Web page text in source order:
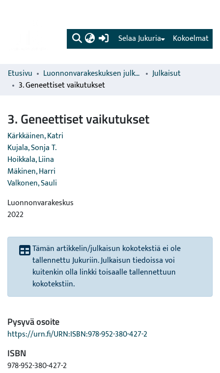
(current) Kokoelmat
Selaa Jukuria
Etusivu Luonnonvarakeskuksen julkaisut
Julkaisut
3. Geneettiset vaikutukset
3. Geneettiset vaikutukset
Kärkkäinen, Katri
Kujala, Sonja T.
Hoikkala, Liina
Mäkinen, Harri
Valkonen, Sauli
Luonnonvarakeskus
2022
Tämän artikkelin/julkaisun kokotekstiä ei ole
tallennettu Jukuriin. Julkaisun tiedoissa voi
kuitenkin olla linkki toisaalle tallennettuun
kokotekstiin.
Pysyvä osoite
https://urn.fi/URN:ISBN:978-952-380-427-2
ISBN
978-952-380-427-2